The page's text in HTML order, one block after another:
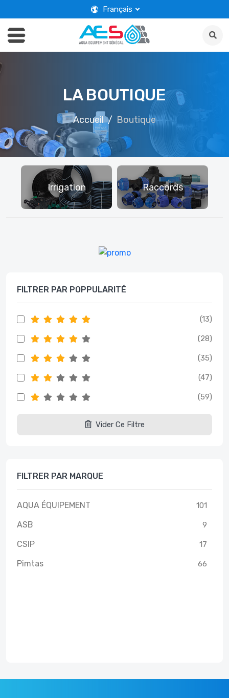
Français
LA BOUTIQUE
Accueil Boutique
FILTRER PAR POPPULARITÉ
(13)
(28)
(35)
(47)
(59)
Vider Ce Filtre
FILTRER PAR MARQUE
AQUA ÉQUIPEMENT 101
ASB 9
CSIP 17
Pimtas 66
Irrigation Raccords